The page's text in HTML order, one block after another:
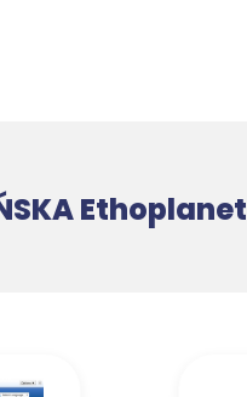
Ethoplanet